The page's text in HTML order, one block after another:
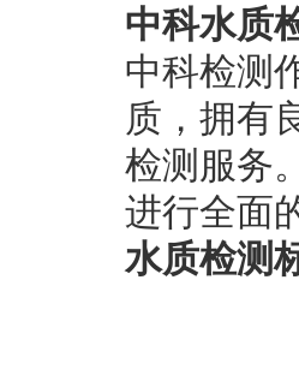
中科水质
中科检测
质，拥有
检测服务
进行全面
水质检测